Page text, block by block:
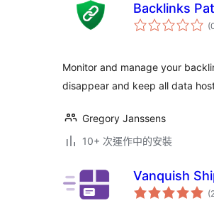
Backlinks
Monitor and manage your
disappear and keep all data
Gregory Janssens
10+ 次運作中的安裝
Vanquish